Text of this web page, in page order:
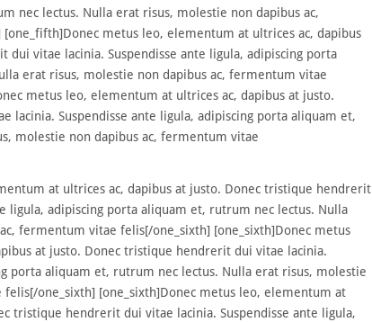
nec lectus. Nulla erat risus, molestie non dapibus ac,
metus leo, elementum at ultrices ac, dapibus
vitae lacinia. Suspendisse ante ligula, adipiscing porta
erat risus, molestie non dapibus ac, fermentum vitae
metus leo, elementum at ultrices ac, dapibus at justo.
lacinia. Suspendisse ante ligula, adipiscing porta aliquam et,
molestie non dapibus ac, fermentum vitae
at ultrices ac, dapibus at justo. Donec tristique hendrerit
ligula, adipiscing porta aliquam et, rutrum nec lectus. Nulla
fermentum vitae felis[/one_sixth] [one_sixth]Donec metus
at justo. Donec tristique hendrerit dui vitae lacinia.
porta aliquam et, rutrum nec lectus. Nulla erat risus, molestie
one_sixth] [one_sixth]Donec metus leo, elementum at
tristique hendrerit dui vitae lacinia. Suspendisse ante ligula,